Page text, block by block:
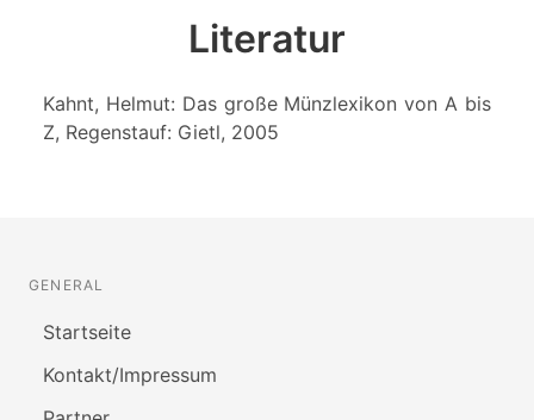
Literatur
Kahnt, Helmut: Das große Münzlexikon von A bis
Z, Regenstauf: Gietl, 2005
GENERAL
Startseite
Kontakt/Impressum